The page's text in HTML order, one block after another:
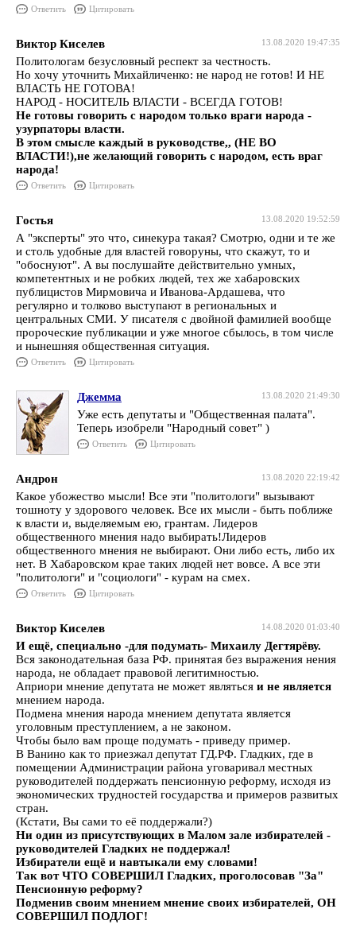
Ответить Цитировать
13.08.2020 19:47:35
Виктор Киселев
Политологам безусловный респект за честность.
Но хочу уточнить Михайличенко: не народ не готов! И НЕ
ВЛАСТЬ НЕ ГОТОВА!
НАРОД - НОСИТЕЛЬ ВЛАСТИ - ВСЕГДА ГОТОВ!
Не готовы говорить с народом только враги народа -
узурпаторы власти.
В этом смысле каждый в руководстве,, (НЕ ВО
ВЛАСТИ!),не желающий говорить с народом, есть враг
народа!
Ответить Цитировать
13.08.2020 19:52:59
Гостья
А "эксперты" это что, синекура такая? Смотрю, одни и те же
и столь удобные для властей говоруны, что скажут, то и
"обоснуют". А вы послушайте действительно умных,
компетентных и не робких людей, тех же хабаровских
публицистов Мирмовича и Иванова-Ардашева, что
регулярно и толково выступают в региональных и
центральных СМИ. У писателя с двойной фамилией вообще
пророческие публикации и уже многое сбылось, в том числе
и нынешняя общественная ситуация.
Ответить Цитировать
13.08.2020 21:49:30
Джемма
Уже есть депутаты и "Общественная палата".
Теперь изобрели "Народный совет" )
Ответить Цитировать
13.08.2020 22:19:42
Андрон
Какое убожество мысли! Все эти "политологи" вызывают
тошноту у здорового человек. Все их мысли - быть поближе
к власти и, выделяемым ею, грантам. Лидеров
общественного мнения надо выбирать!Лидеров
общественного мнения не выбирают. Они либо есть, либо их
нет. В Хабаровском крае таких людей нет вовсе. А все эти
"политологи" и "социологи" - курам на смех.
Ответить Цитировать
14.08.2020 01:03:40
Виктор Киселев
И ещё, специально -для подумать- Михаилу Дегтярёву.
Вся законодательная база РФ. принятая без выражения нения
народа, не обладает правовой легитимностью.
Априори мнение депутата не может являться и не является
мнением народа.
Подмена мнения народа мнением депутата является
уголовным преступлением, а не законом.
Чтобы было вам проще подумать - приведу пример.
В Ванино как то приезжал депутат ГД.РФ. Гладких, где в
помещении Администрации района уговаривал местных
руководителей поддержать пенсионную реформу, исходя из
экономических трудностей государства и примеров развитых
стран.
(Кстати, Вы сами то её поддержали?)
Ни один из присутствующих в Малом зале избирателей -
руководителей Гладких не поддержал!
Избиратели ещё и навтыкали ему словами!
Так вот ЧТО СОВЕРШИЛ Гладких, проголосовав "За"
Пенсионную реформу?
Подменив своим мнением мнение своих избирателей, ОН
СОВЕРШИЛ ПОДЛОГ!